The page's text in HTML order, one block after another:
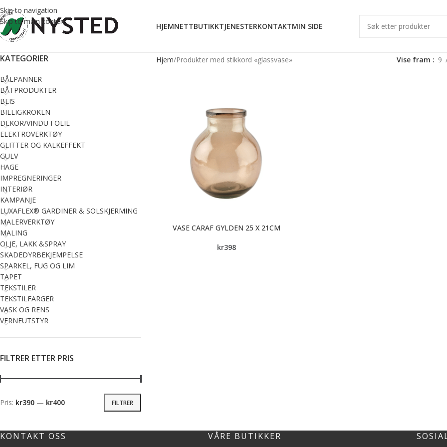
Skip to navigation
Skip to main content
HJEMNETTBUTIKKTJENESTERKONTAKTMIN SIDE
KATEGORIER
BÅLPANNER
BÅTPRODUKTER
BEIS
BILLIGKROKEN
DEKOR/VINDU FOLIE
ELEKTROVERKTØY
GLITTER OG KALKEFFEKT
GULV
HAGE
IMPREGNERINGER
INTERIØR
KAMPANJE
LUXAFLEX® GARDINER & SOLSKJERMING
MALERVERKTØY
MALING
OLJE, LAKK &SPRAY
SKADEDYRBEKJEMPELSE
SPARKEL, FUG OG LIM
TAPET
TEKSTILER
TEKSTILFARGER
VASK OG RENS
VERNEUTSTYR
FILTRER ETTER PRIS
FILTRER
Pris: kr390 — kr400
Hjem Produkter med stikkord «glassvase» Vise fram 9
VASE CARAF GYLDEN 25 X 21CM
kr398
KONTAKT OSS VÅRE BUTIKKER